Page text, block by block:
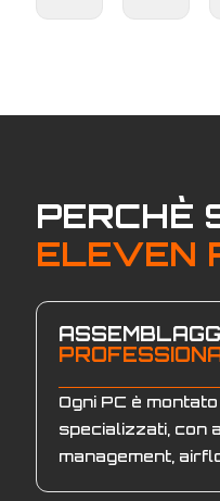
PERCHÈ
ELEVEN
Ogni PC è
specializzati, con
management,